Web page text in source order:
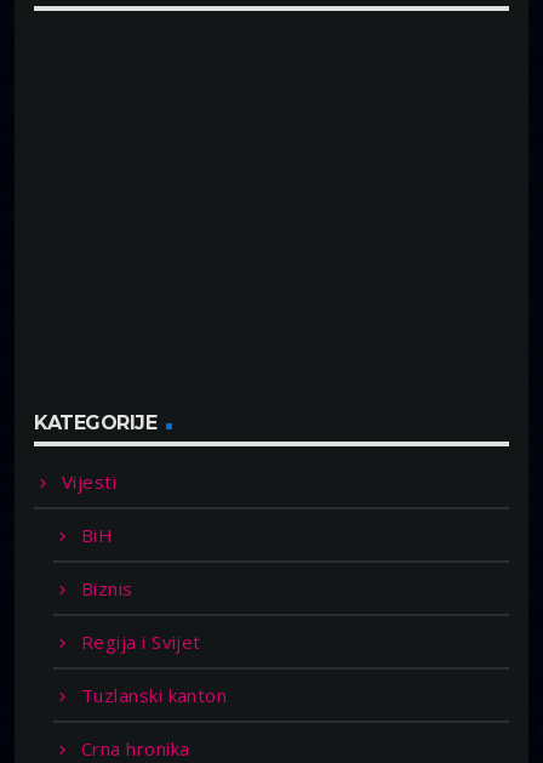
KATEGORIJE
Vijesti
BiH
Biznis
Regija i Svijet
Tuzlanski kanton
Crna hronika